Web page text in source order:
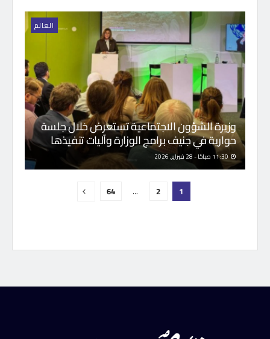
العالم
وزيرة الشؤون الاجتماعية تستعرض خلال جلسة
حوارية في جنيف برامج الوزارة وآليات تنفيذها
1
2
…
64